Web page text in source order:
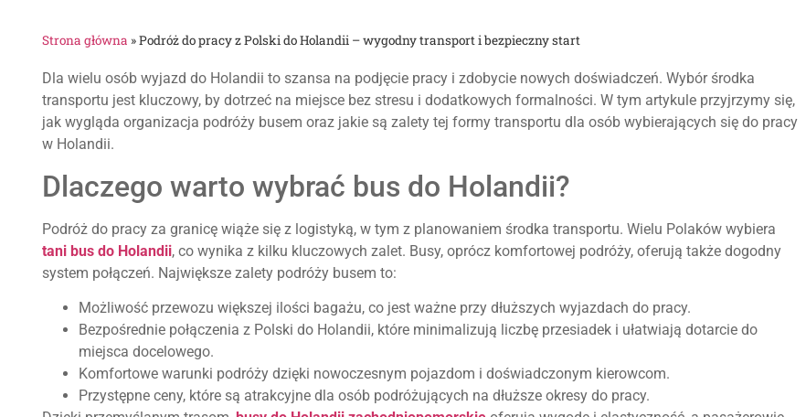
Strona główna »Podróż do pracy z Polski do Holandii – wygodny transport i bezpieczny start
Dla wielu osób wyjazd do Holandii to szansa na podjęcie pracy i zdobycie nowych doświadczeń. Wybór środka
transportu jest kluczowy, by dotrzeć na miejsce bez stresu i dodatkowych formalności. W tym artykule przyjrzymy się,
jak wygląda organizacja podróży busem oraz jakie są zalety tej formy transportu dla osób wybierających się do pracy
w Holandii.
Dlaczego warto wybrać bus do Holandii?
Podróż do pracy za granicę wiąże się z logistyką, w tym z planowaniem środka transportu. Wielu Polaków wybiera
tani bus do Holandii, co wynika z kilku kluczowych zalet. Busy, oprócz komfortowej podróży, oferują także dogodny
system połączeń. Największe zalety podróży busem to:
Możliwość przewozu większej ilości bagażu, co jest ważne przy dłuższych wyjazdach do pracy.
Bezpośrednie połączenia z Polski do Holandii, które minimalizują liczbę przesiadek i ułatwiają dotarcie do
miejsca docelowego.
Komfortowe warunki podróży dzięki nowoczesnym pojazdom i doświadczonym kierowcom.
Przystępne ceny, które są atrakcyjne dla osób podróżujących na dłuższe okresy do pracy.